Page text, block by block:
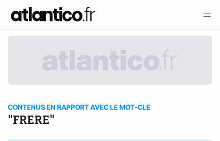
CONTENUS EN RAPPORT AVEC LE MOT-CLE
"FRERE"